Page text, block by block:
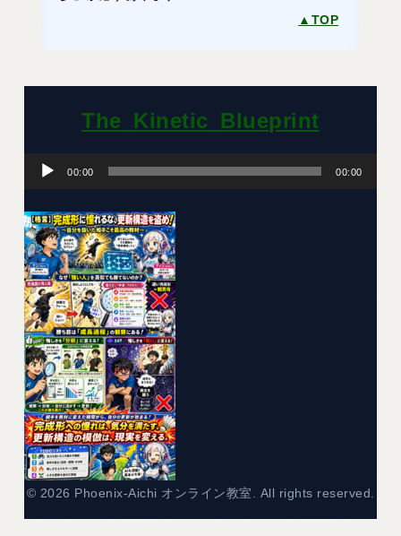
▲TOP
The_Kinetic_Blueprint
声
00:00 00:00
© 2026 Phoenix-Aichi オンライン教室. All rights reserved.